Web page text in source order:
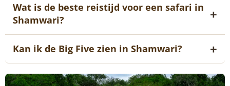
Wat is de beste reistijd voor een safari in
Shamwari?
Kan ik de Big Five zien in Shamwari?